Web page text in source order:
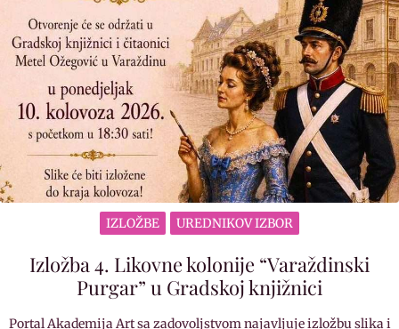
IZLOŽBE UREDNIKOV IZBOR
Izložba 4. Likovne kolonije “Varaždinski
Purgar” u Gradskoj knjižnici
Portal Akademija Art sa zadovoljstvom najavljuje izložbu slika i